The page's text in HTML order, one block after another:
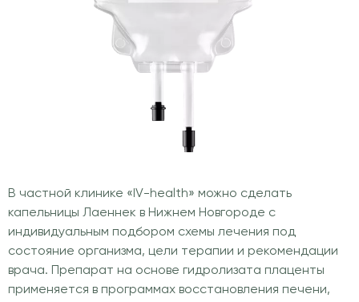
В частной клинике «IV-health» можно сделать
капельницы Лаеннек в Нижнем Новгороде с
индивидуальным подбором схемы лечения под
состояние организма, цели терапии и рекомендации
врача. Препарат на основе гидролизата плаценты
применяется в программах восстановления печени,